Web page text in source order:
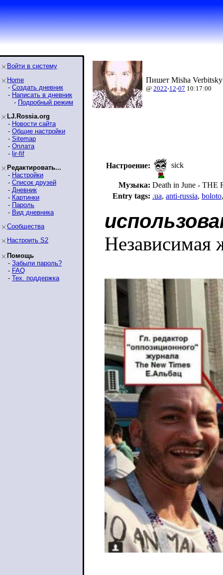
Войти в систему
Home
- Создать дневник
- Написать в дневник
- Подробный режим
LJ.Rossia.org
- Новости сайта
- Общие настройки
- Sitemap
- Оплата
- ljr-fif
Редактировать...
- Настройки
- Список друзей
- Дневник
- Картинки
- Пароль
- Вид дневника
Сообщества
Настроить S2
Помощь
- Забыли пароль?
- FAQ
- Тех. поддержка
Пишет Misha
@ 2022-12-07 10:17:00
Настроение: sick
Музыка: Death in June -
Entry tags: .ua, anti-russia, boloto
Независимая